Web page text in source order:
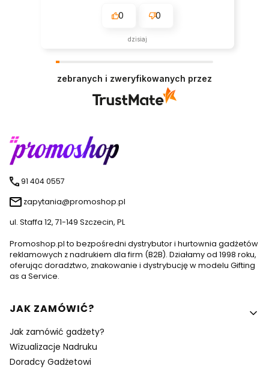
0 0
dzisiaj
zebranych i zweryfikowanych przez
91 404 0557
zapytania@promoshop.pl
ul. Staffa 12, 71-149 Szczecin, PL
Promoshop.pl to bezpośredni dystrybutor i hurtownia gadżetów
reklamowych z nadrukiem dla firm (B2B). Działamy od 1998 roku,
oferując doradztwo, znakowanie i dystrybucję w modelu Gifting
as a Service.
Linki w stopce
JAK ZAMÓWIĆ?
Jak zamówić gadżety?
Wizualizacje Nadruku
Doradcy Gadżetowi